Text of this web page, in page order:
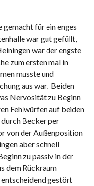
für ein enges
war gut gefüllt,
war der engste
zum ersten mal in
musste und
aus war. Beiden
Nervosität zu Beginn
Fehlwürfen auf beiden
Becker per
von der Außenposition
aber schnell
zu passiv in der
dem Rückraum
entscheidend gestört